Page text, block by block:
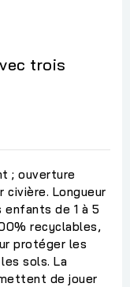
trois
; ouverture
civière. Longueur
enfants de 1 à 5
recyclables,
protéger les
sols. La
de jouer